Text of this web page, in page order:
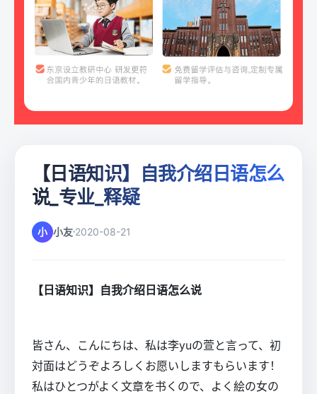
【日语知识】自我介绍日语怎么
说_专业_释疑
小 小友 2020-08-21
【日语知识】自我介绍日语怎么说
皆さん、こんにちは、私は李yuの萱と言って、初
対面はどうぞよろしくお愿いしますもらいます！
私はひとつがよく文章を书くので、よく絵の女の